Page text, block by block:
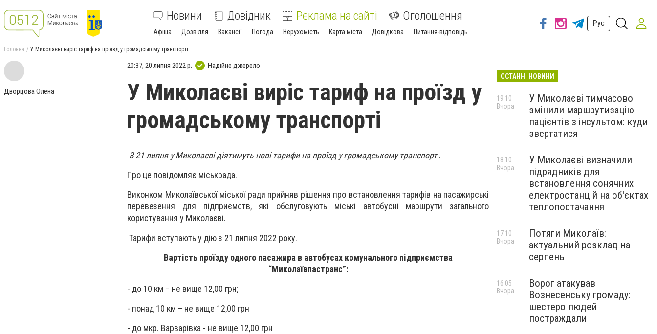
Новини Довідник Реклама на сайті Оголошення
Афіша Дозвілля Вакансії Погода Нерухомість Карта міста Довідкова Питання-відповідь
Рус
Головна У Миколаєві виріс тариф на проїзд у громадському транспорті
Дворцова Олена
20:37, 20 липня 2022 р. Надійне джерело
У Миколаєві виріс тариф на проїзд у
громадському транспорті
З 21 липня у Миколаєві діятимуть нові тарифи на проїзд у громадському транспорті.
Про це повідомляє міськрада.
Виконком Миколаївської міської ради прийняв рішення про встановлення тарифів на пасажирські
перевезення для підприємств, які обслуговують міські автобусні маршрути загального
користування у Миколаєві.
Тарифи вступають у дію з 21 липня 2022 року.
Вартість проїзду одного пасажира в автобусах комунального підприємства
“Миколаївпастранс”:
- до 10 км – не вище 12,00 грн;
- понад 10 км – не вище 12,00 грн
- до мкр. Варварівка - не вище 12,00 грн
ОСТАННІ НОВИНИ
У Миколаєві тимчасово
змінили маршрутизацію
пацієнтів з інсультом: куди
звертатися
19:10
Вчора
У Миколаєві визначили
підрядників для
встановлення сонячних
електростанцій на об'єктах
теплопостачання
18:10
Вчора
Потяги Миколаїв:
актуальний розклад на
серпень
17:10
Вчора
Ворог атакував
Вознесенську громаду:
шестеро людей
постраждали
16:05
Вчора